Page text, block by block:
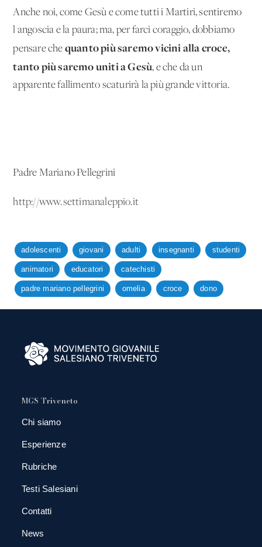
Anche noi, come Gesù e come tutti i Martiri, sentiremo
l'angoscia e la paura; ma, per farci coraggio, dobbiamo
pensare che quanto più saremo vicini alla croce,
tanto più saremo uniti a Gesù, e che da un
apparente fallimento scaturirà la più grande vittoria.
Padre Mariano Pellegrini
http://www.settimanaleppio.it
adolescenti giovani adulti insegnanti studenti
animatori educatori catechisti
padre mariano pellegrini omelia croce dono
MGS Triveneto
Chi siamo
Esperienze
Rubriche
Testi Salesiani
Contatti
News